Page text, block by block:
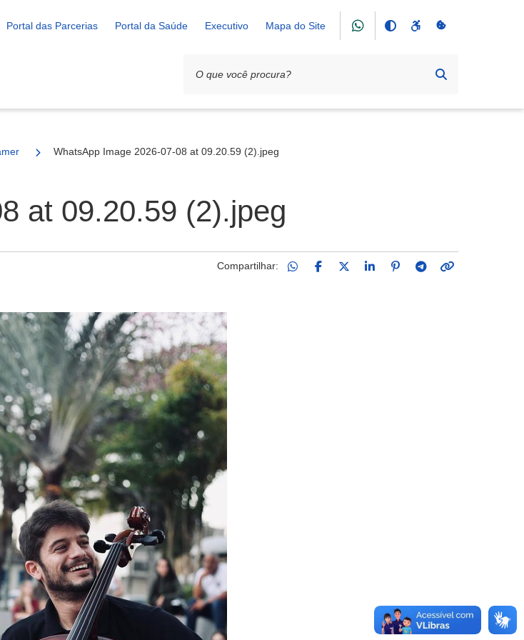
Portal das Parcerias Portal da Saúde Executivo Mapa do Site
Formiguense encanta público na Praça da Matriz
WhatsApp Image 2026-07-08 at 09.20.59 (2).jpeg
at 09.20.59 (2).jpeg
Compartilhar: